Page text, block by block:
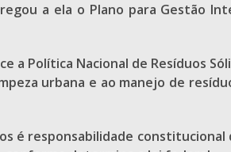
a ela o Plano para Gestão
a Política Nacional de Resíduos
urbana e ao manejo de
é responsabilidade